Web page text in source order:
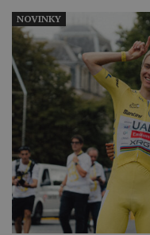
NOVINKY